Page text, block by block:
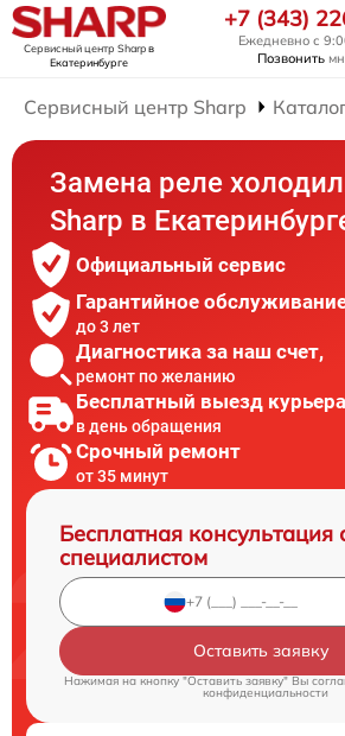
Сервисный центр Sharpв
Екатеринбурге
+7 (343)
Ежедневно с
Позвонить
Сервисный центр Sharp
Замена реле
Sharp в
Официальный сервис
Гарантийное
до 3 лет
Диагностика за наш счет,
ремонт по желанию
Бесплатный выезд курьера
в день обращения
Срочный ремонт
от 35 минут
Бесплатная консультация
специалистом
Оставить заявку
Нажимая на кнопку "Оставить заявку" Вы
конфиденциальности